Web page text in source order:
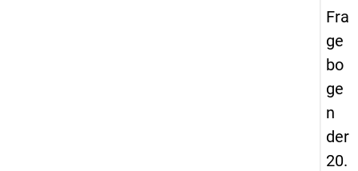
Fra
ge
bo
ge
n
der
20.